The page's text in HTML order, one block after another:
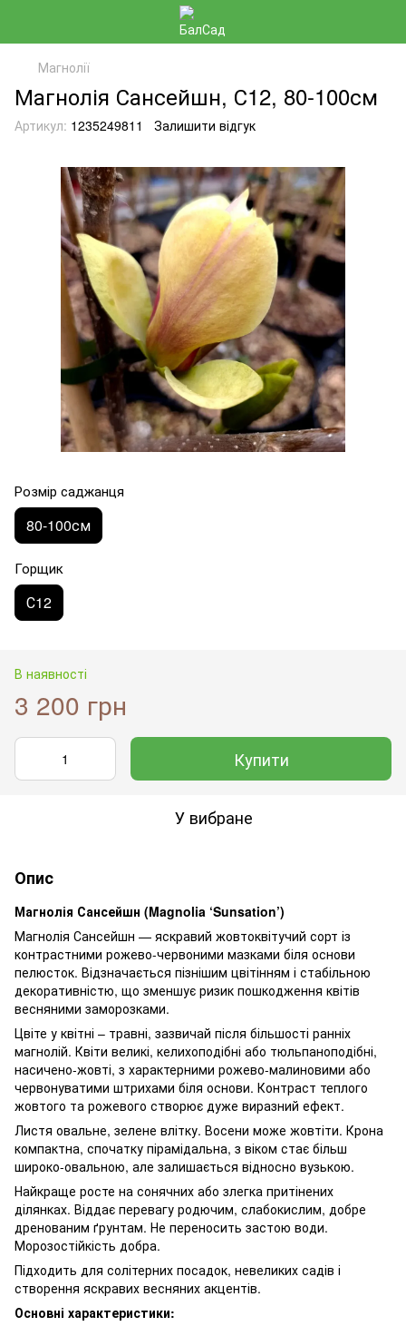
Магнолії
Магнолія Сансейшн, С12, 80-100см
Артикул: 1235249811 Залишити відгук
Розмір саджанця
80-100см
Горщик
С12
В наявності
3 200 грн
Купити
У вибране
Опис
Магнолія Сансейшн (Magnolia ‘Sunsation’)
Магнолія Сансейшн — яскравий жовтоквітучий сорт із
контрастними рожево-червоними мазками біля основи
пелюсток. Відзначається пізнішим цвітінням і стабільною
декоративністю, що зменшує ризик пошкодження квітів
весняними заморозками.
Цвіте у квітні – травні, зазвичай після більшості ранніх
магнолій. Квіти великі, келихоподібні або тюльпаноподібні,
насичено-жовті, з характерними рожево-малиновими або
червонуватими штрихами біля основи. Контраст теплого
жовтого та рожевого створює дуже виразний ефект.
Листя овальне, зелене влітку. Восени може жовтіти. Крона
компактна, спочатку пірамідальна, з віком стає більш
широко-овальною, але залишається відносно вузькою.
Найкраще росте на сонячних або злегка притінених
ділянках. Віддає перевагу родючим, слабокислим, добре
дренованим ґрунтам. Не переносить застою води.
Морозостійкість добра.
Підходить для солітерних посадок, невеликих садів і
створення яскравих весняних акцентів.
Основні характеристики: